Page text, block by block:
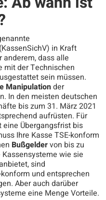
in Kraft
dass alle
mit der Technischen
sein müssen.
Manipulationder
In den meisten deutschen
bis zum 31. März 2021
aufrüsten. Für
Übergangsfrist bis
Ihre Kasse TSE-konform
Bußgeldervon bis zu
wie sie
anbietet, sind
und entsprechen
Aber auch darüber
eine Menge Vorteile.